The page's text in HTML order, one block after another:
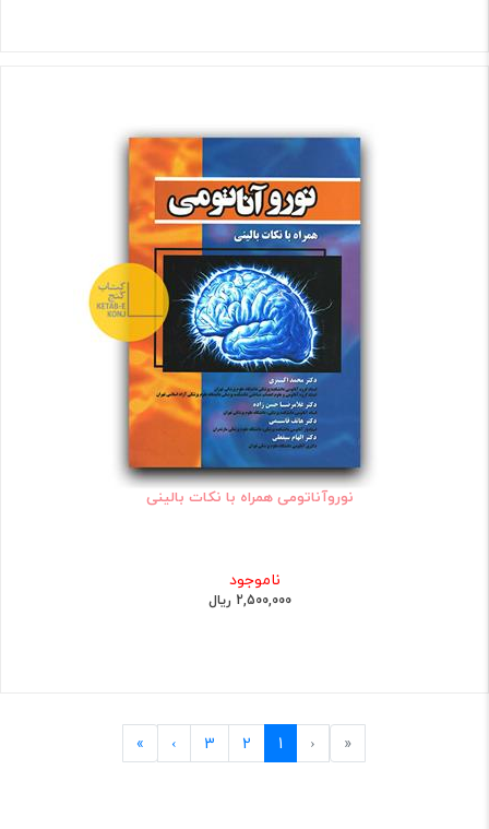
نوروآناتومی همراه با نکات بالینی
ناموجود
2,500,000 ریال
«
First
‹
Previous
1
2
3
›
Next
»